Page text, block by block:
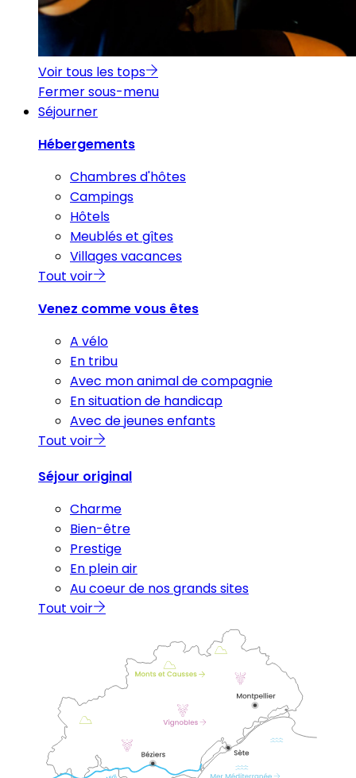
Voir tous les tops
Fermer sous-menu
Séjourner
Hébergements
Chambres d'hôtes
Campings
Hôtels
Meublés et gîtes
Villages vacances
Tout voir
Venez comme vous êtes
A vélo
En tribu
Avec mon animal de compagnie
En situation de handicap
Avec de jeunes enfants
Tout voir
Séjour original
Charme
Bien-être
Prestige
En plein air
Au coeur de nos grands sites
Tout voir